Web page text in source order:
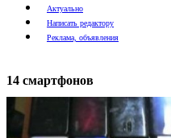
Актуально
Написать редактору
Реклама, объявления
14 смартфонов